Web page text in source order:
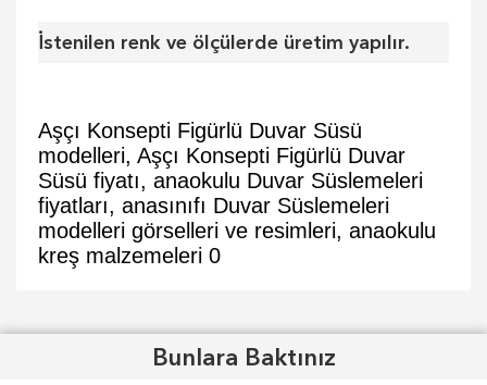
İstenilen renk ve ölçülerde üretim yapılır.
Aşçı Konsepti Figürlü Duvar Süsü
modelleri, Aşçı Konsepti Figürlü Duvar
Süsü fiyatı, anaokulu Duvar Süslemeleri
fiyatları, anasınıfı Duvar Süslemeleri
modelleri görselleri ve resimleri, anaokulu
kreş malzemeleri 0
Bunlara Baktınız